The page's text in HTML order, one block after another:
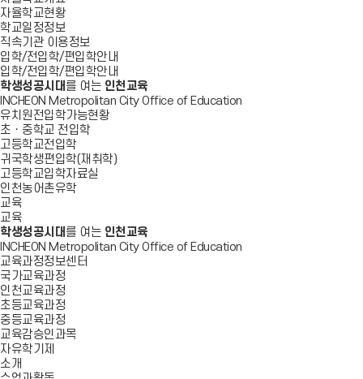
자율학교현황
학교일정정보
직속기관 이용정보
입학/전입학/편입학안내
입학/전입학/편입학안내
학생성공시대 를 여는 인천교육
INCHEON Metropolitan City Office of Education
유치원전입학가능현황
초ㆍ중학교 전입학
고등학교전입학
귀국학생편입학(재취학)
고등학교입학자료실
인천농어촌유학
교육
교육
학생성공시대 를 여는 인천교육
INCHEON Metropolitan City Office of Education
교육과정정보센터
국가교육과정
인천교육과정
초등교육과정
중등교육과정
교육감승인과목
자유학기제
소개